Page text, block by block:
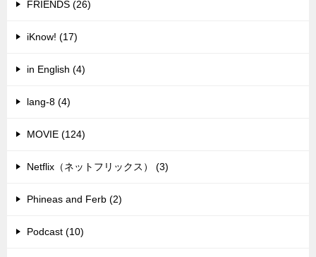
FRIENDS (26)
iKnow! (17)
in English (4)
lang-8 (4)
MOVIE (124)
Netflix（ネットフリックス） (3)
Phineas and Ferb (2)
Podcast (10)